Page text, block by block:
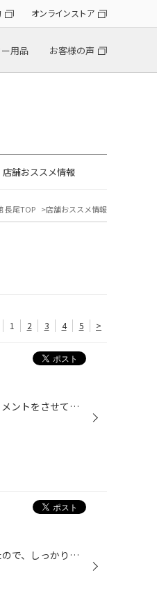
オンラインストア
用品 お客様の声
店舗おススメ情報
長尾TOP 店舗おススメ情報
1 2 3 4 5 >
皆さんやっはろーです！！ 本日はミニクーパーのタイヤ交換とアライメントをさせていただきました！ タイヤは運転で疲れにくいタイヤプレイズを使用させていただきました！ 測定結果は前輪ががに股で後輪が内またとなっておりタイヤにだいぶ負担がある状態になっていました！！ 皆さんも一度タイヤ...
タイヤ交換と車検後のアライメント調整です！ かなり偏摩耗していたので、しっかり調整させていただきました！ お客様からも、かなり運転しやすくなったとお声いただきました！ アライメント調整のことなら福岡市南区のタイヤ館長尾におまかせください！